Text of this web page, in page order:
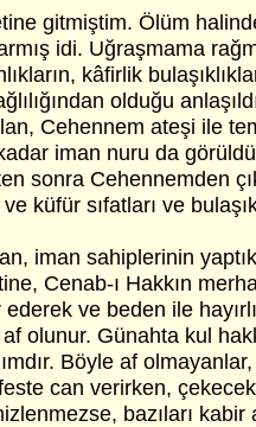
gitmiştim. Ölüm
idi. Uğraşmama
kâfirlik
olduğu
Cehennem ateşi ile
iman nuru da
sonra Cehennemden
küfür sıfatları ve
iman sahiplerinin
Cenab-ı Hakkın
ve beden ile
af olunur. Günahta kul
Böyle af olmayanlar,
can verirken,
bazıları kabir